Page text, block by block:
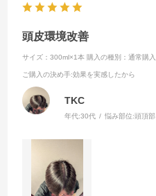
頭皮環境改善
サイズ：300ml×1本 購入の種別：通常購入
ご購入の決め手:効果を実感したから
TKC
年代:30代 悩み部位:頭頂部